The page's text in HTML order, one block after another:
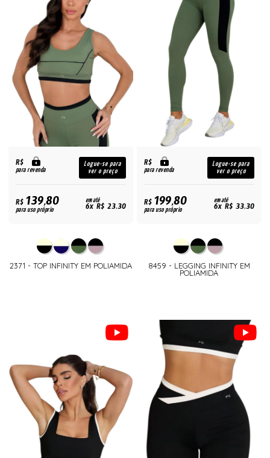
R$
para revenda
Logue-se para
ver o preço
R$139,80
para uso próprio
em até
6x R$ 23,30
2371 - TOP INFINITY EM POLIAMIDA
R$
para revenda
Logue-se para
ver o preço
R$199,80
para uso próprio
em até
6x R$ 33,30
8459 - LEGGING INFINITY EM
POLIAMIDA